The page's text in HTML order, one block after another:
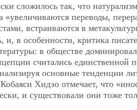
сложилось так, что
«увеличиваются переводы,
встраиваются в
и, в особенности, критика
в обществе
считались единственной
основные тенденции
Хидэо отмечает, что
и существовали они тоже